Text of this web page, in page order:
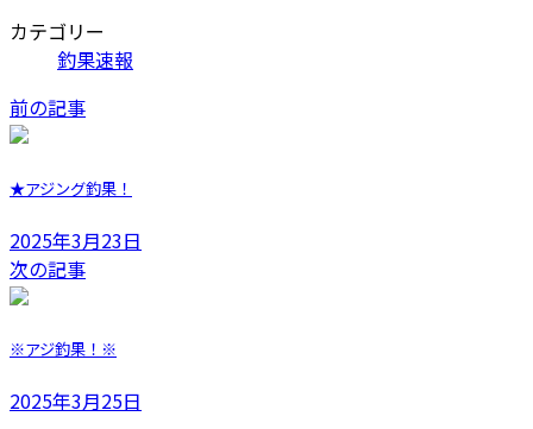
カテゴリー
釣果速報
前の記事
★アジング釣果！
2025年3月23日
次の記事
※アジ釣果！※
2025年3月25日